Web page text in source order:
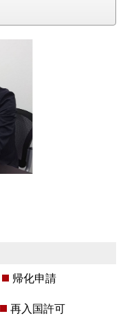
帰化申請
再入国許可